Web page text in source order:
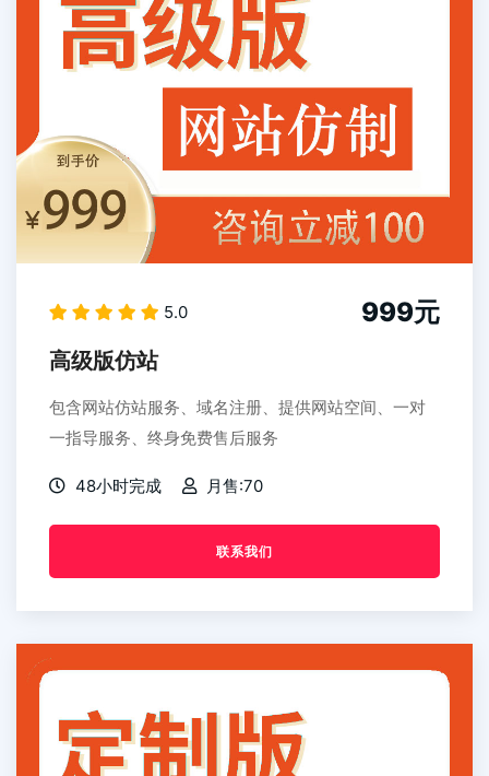
5.0 999元
高级版仿站
包含网站仿站服务、域名注册、提供网站空间、一对
一指导服务、终身免费售后服务
48小时完成 月售:70
联系我们